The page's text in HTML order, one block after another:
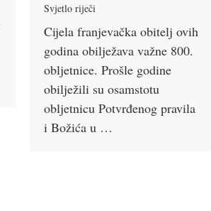
Svjetlo riječi
Cijela franjevačka obitelj ovih
godina obilježava važne 800.
obljetnice. Prošle godine
obilježili su osamstotu
obljetnicu Potvrđenog pravila
i Božića u …